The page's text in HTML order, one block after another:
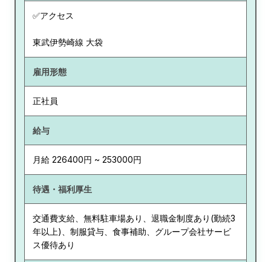
✅アクセス
東武伊勢崎線 大袋
雇用形態
正社員
給与
月給 226400円 ~ 253000円
待遇・福利厚生
交通費支給、無料駐車場あり、退職金制度あり(勤続3
年以上)、制服貸与、食事補助、グループ会社サービ
ス優待あり